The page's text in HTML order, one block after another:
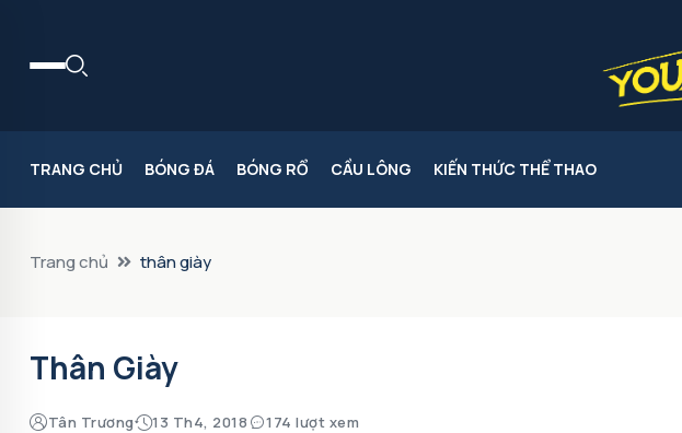
TRANG CHỦ BÓNG ĐÁ BÓNG RỔ CẦU LÔNG KIẾN THỨC THỂ THAO
Trang chủ thân giày
Thân Giày
Tân Trương 13 Th4, 2018 174 lượt xem